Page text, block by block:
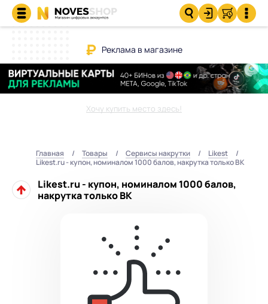
Реклама в магазине
Хочу купить место здесь!
Главная Товары Сервисы накрутки
Likest
Likest.ru - купон, номиналом 1000 балов, накрутка только ВК
Likest.ru - купон, номиналом 1000 балов,
накрутка только ВК